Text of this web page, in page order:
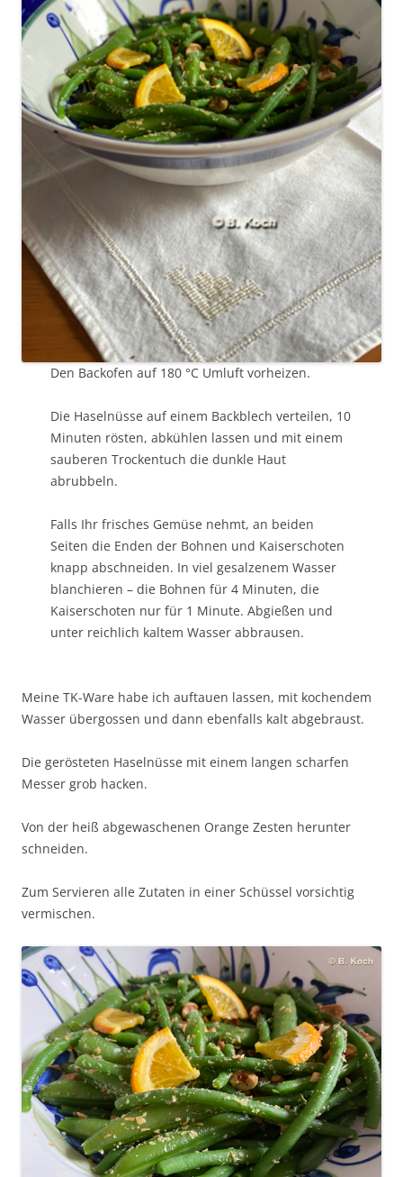
Den Backofen auf 180 °C Umluft vorheizen.
Die Haselnüsse auf einem Backblech verteilen, 10
Minuten rösten, abkühlen lassen und mit einem
sauberen Trockentuch die dunkle Haut
abrubbeln.
Falls Ihr frisches Gemüse nehmt, an beiden
Seiten die Enden der Bohnen und Kaiserschoten
knapp abschneiden. In viel gesalzenem Wasser
blanchieren – die Bohnen für 4 Minuten, die
Kaiserschoten nur für 1 Minute. Abgießen und
unter reichlich kaltem Wasser abbrausen.
Meine TK-Ware habe ich auftauen lassen, mit kochendem
Wasser übergossen und dann ebenfalls kalt abgebraust.
Die gerösteten Haselnüsse mit einem langen scharfen
Messer grob hacken.
Von der heiß abgewaschenen Orange Zesten herunter
schneiden.
Zum Servieren alle Zutaten in einer Schüssel vorsichtig
vermischen.